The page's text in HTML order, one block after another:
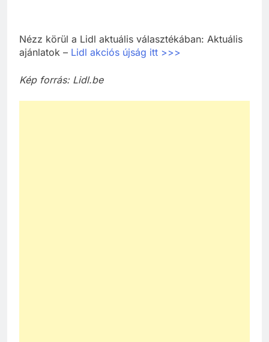
Nézz körül a Lidl aktuális választékában: Aktuális
ajánlatok – Lidl akciós újság itt >>>
Kép forrás: Lidl.be